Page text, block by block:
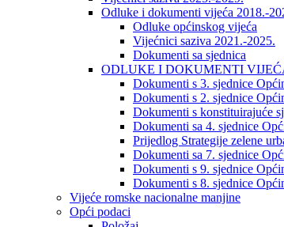
Odluke i dokumenti vijeća 2018.-
Odluke općinskog vijeća
Vijećnici saziva 2021.-2025.
Dokumenti sa sjednica
ODLUKE I DOKUMENTI
Dokumenti s 3. sjednice
Dokumenti s 2. sjednice
Dokumenti s konstituirajuće
Dokumenti sa 4. sjednice
Prijedlog Strategije zelene
Dokumenti sa 7. sjednice
Dokumenti s 9. sjednice
Dokumenti s 8. sjednice
Vijeće romske nacionalne manjine
Opći podaci